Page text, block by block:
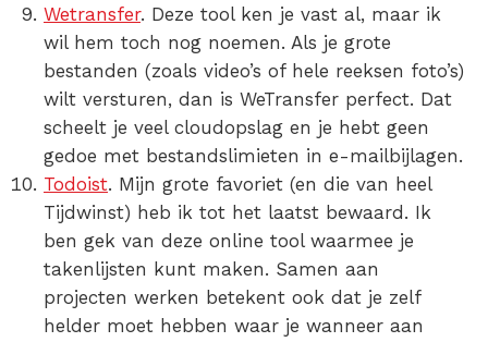
Wetransfer. Deze tool ken je vast al, maar ik
wil hem toch nog noemen. Als je grote
bestanden (zoals video’s of hele reeksen foto’s)
wilt versturen, dan is WeTransfer perfect. Dat
scheelt je veel cloudopslag en je hebt geen
gedoe met bestandslimieten in e-mailbijlagen.
Todoist. Mijn grote favoriet (en die van heel
Tijdwinst) heb ik tot het laatst bewaard. Ik
ben gek van deze online tool waarmee je
takenlijsten kunt maken. Samen aan
projecten werken betekent ook dat je zelf
helder moet hebben waar je wanneer aan